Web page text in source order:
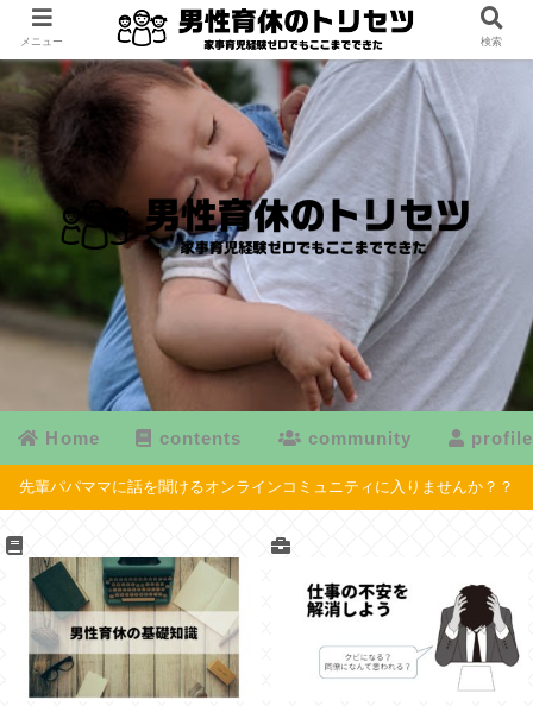
Home contents community profile
先輩パパママに話を聞けるオンラインコミュニティに入りませんか？？
メニュー 検索